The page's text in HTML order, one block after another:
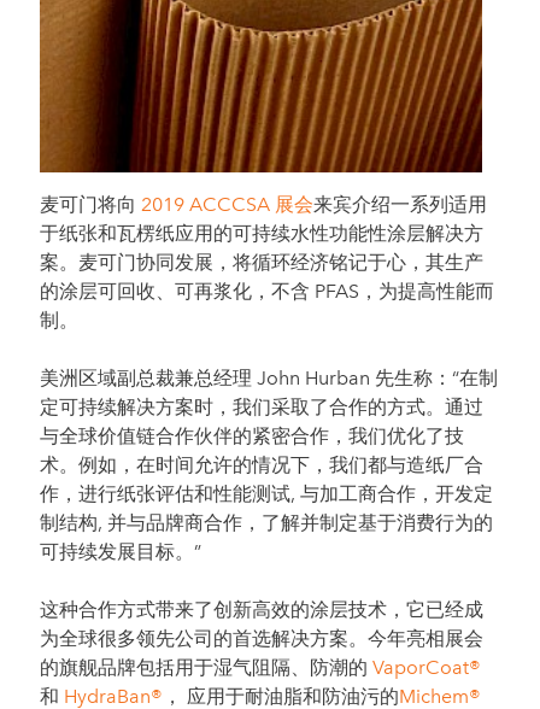
麦可门将向 2019 ACCCSA 展会来宾介绍一系列适用
于纸张和瓦楞纸应用的可持续水性功能性涂层解决方
案。麦可门协同发展，将循环经济铭记于心，其生产
的涂层可回收、可再浆化，不含 PFAS，为提高性能而
制。
美洲区域副总裁兼总经理 John Hurban 先生称：“在制
定可持续解决方案时，我们采取了合作的方式。通过
与全球价值链合作伙伴的紧密合作，我们优化了技
术。例如，在时间允许的情况下，我们都与造纸厂合
作，进行纸张评估和性能测试, 与加工商合作，开发定
制结构, 并与品牌商合作，了解并制定基于消费行为的
可持续发展目标。”
这种合作方式带来了创新高效的涂层技术，它已经成
为全球很多领先公司的首选解决方案。今年亮相展会
的旗舰品牌包括用于湿气阻隔、防潮的 VaporCoat®
和 HydraBan® ， 应用于耐油脂和防油污的Michem®